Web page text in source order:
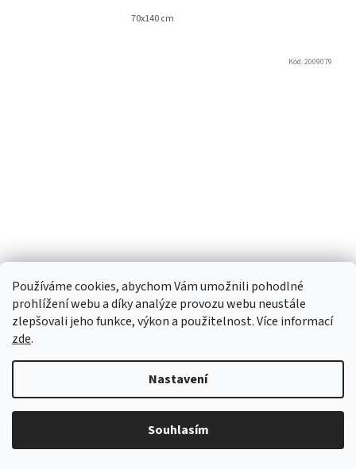
Používáme cookies, abychom Vám umožnili pohodlné
prohlížení webu a díky analýze provozu webu neustále
zlepšovali jeho funkce, výkon a použitelnost. Více informací
zde.
Nastavení
Souhlasím
70x140 cm
Ručník Veba ORGANIC 500 Cotton dreams
nugátová
od 239,67 Kč bez DPH
od290 Kč
Kód:2009079